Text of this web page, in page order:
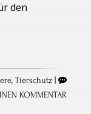
den
, Tierschutz
KOMMENTAR